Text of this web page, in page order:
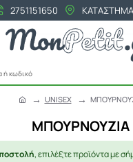
2751151650
ΜΠΟΥΡΝΟΥΖΙΑ
e
UNISEX
, επιλέξτε προϊόντα με